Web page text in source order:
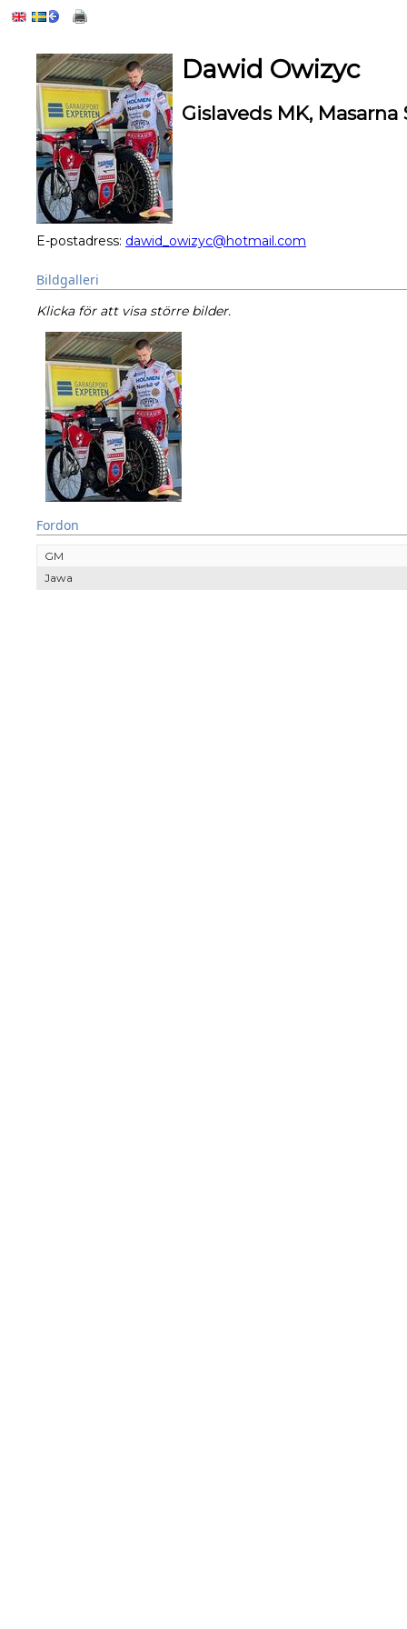
Dawid Owizyc
Gislaveds MK,
E-postadress: dawid_owizyc@hotmail.com
Bildgalleri
Klicka för att visa större bilder.
Fordon
GM
Jawa